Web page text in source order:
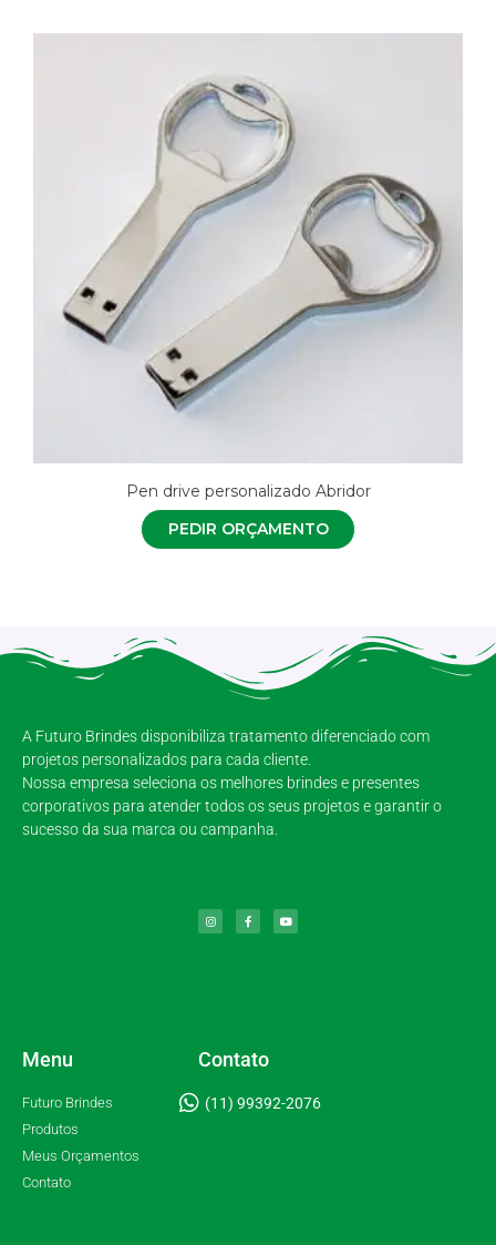
Pen drive personalizado Abridor
PEDIR ORÇAMENTO
A Futuro Brindes disponibiliza tratamento diferenciado com
projetos personalizados para cada cliente.
Nossa empresa seleciona os melhores brindes e presentes
corporativos para atender todos os seus projetos e garantir o
sucesso da sua marca ou campanha.
Menu
Futuro Brindes
Produtos
Meus Orçamentos
Contato
Contato
(11) 99392-2076